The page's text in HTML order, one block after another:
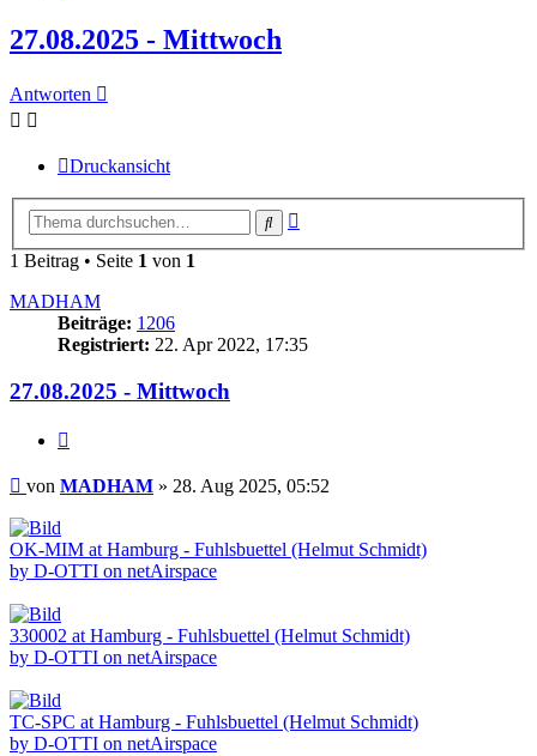
27.08.2025 - Mittwoch
Antworten
Druckansicht
Suche
1 Beitrag • Seite 1 von 1
MADHAM
Beiträge: 1206
Registriert: 22. Apr 2022, 17:35
27.08.2025 - Mittwoch
Beitrag
von MADHAM » 28. Aug 2025, 05:52
OK-MIM at Hamburg - Fuhlsbuettel (Helmut Schmidt)
by D-OTTI on netAirspace
330002 at Hamburg - Fuhlsbuettel (Helmut Schmidt)
by D-OTTI on netAirspace
TC-SPC at Hamburg - Fuhlsbuettel (Helmut Schmidt)
by D-OTTI on netAirspace